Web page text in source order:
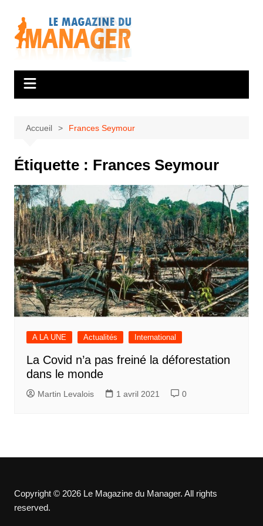
contenu
Accueil Frances Seymour
Étiquette : Frances Seymour
A LA UNE Actualités International
La Covid n’a pas freiné la déforestation
dans le monde
Martin Levalois 1 avril 2021 0
Copyright © 2026 Le Magazine du Manager. All rights
reserved.